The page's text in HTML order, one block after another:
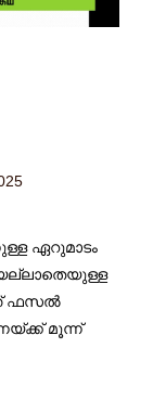
ഏറുമാടം
ഫസൽ
മൂന്ന്